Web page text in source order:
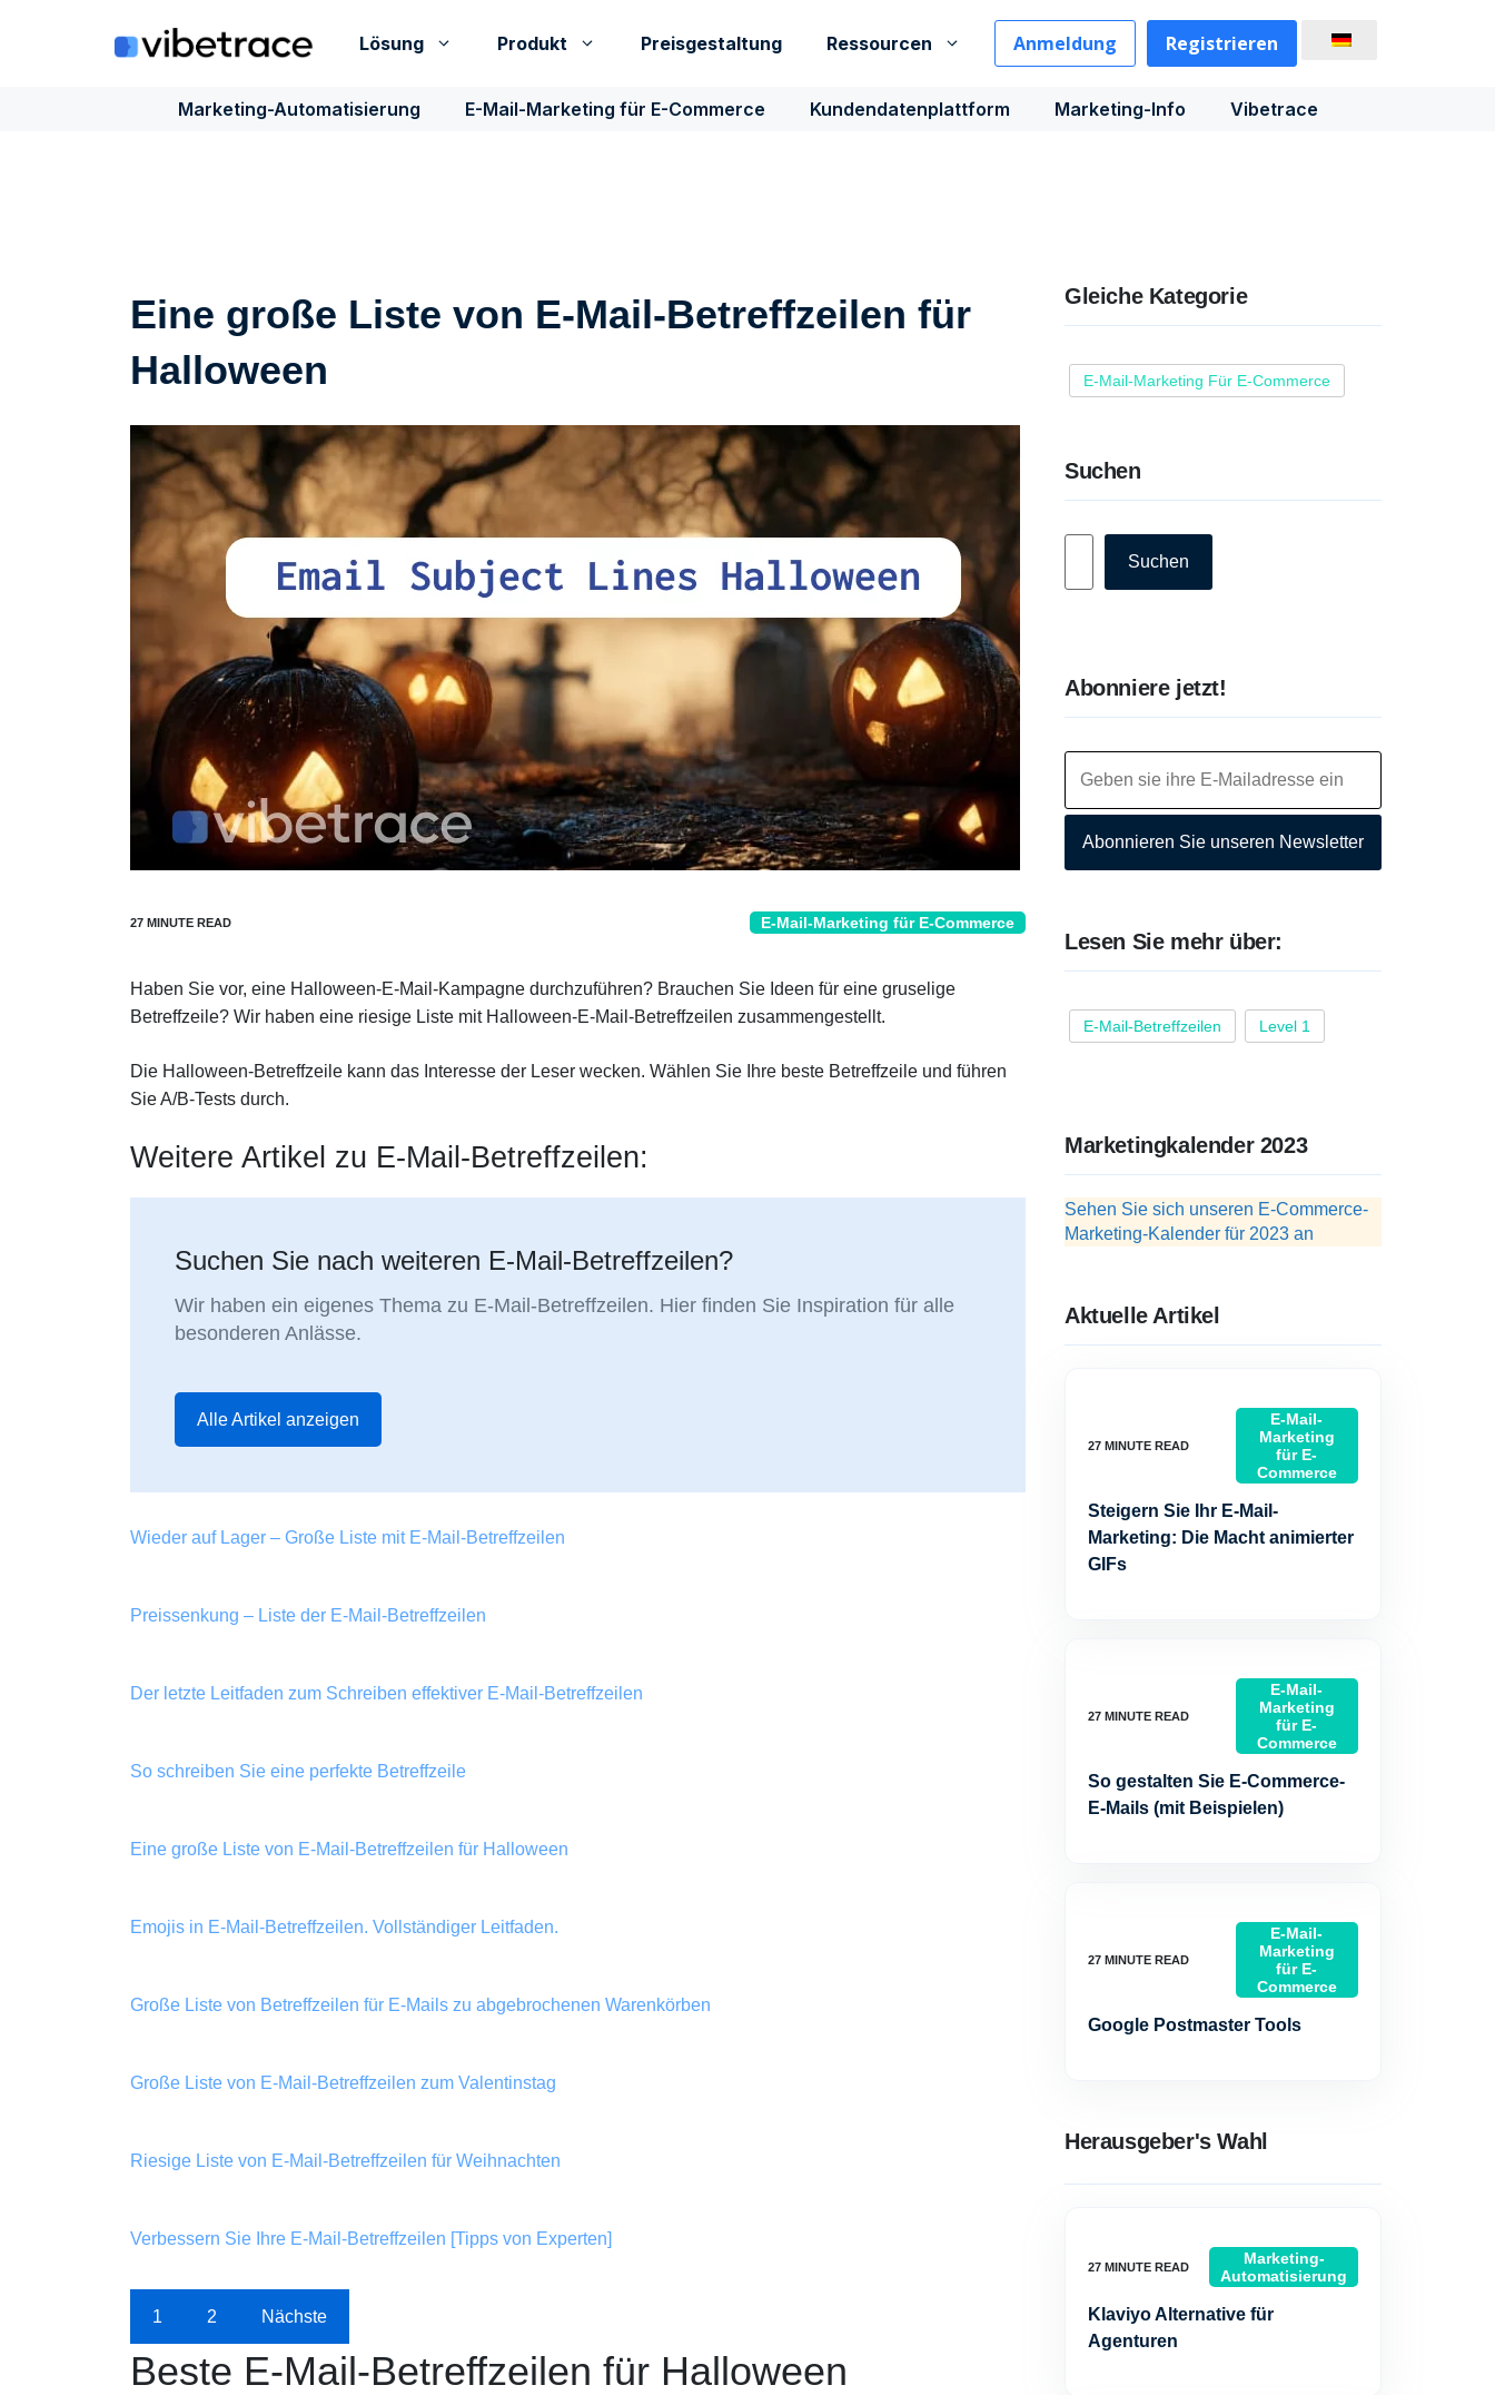
Lösung Produkt Preisgestaltung Ressourcen Anmeldung Registrieren
Marketing-Automatisierung E-Mail-Marketing für E-Commerce Kundendatenplattform Marketing-Info Vibetrace
Eine große Liste von E-Mail-Betreffzeilen für
Halloween
E-Mail-Marketing für E-Commerce
Haben Sie vor, eine Halloween-E-Mail-Kampagne durchzuführen? Brauchen Sie Ideen für eine gruselige
Betreffzeile? Wir haben eine riesige Liste mit Halloween-E-Mail-Betreffzeilen zusammengestellt.
Die Halloween-Betreffzeile kann das Interesse der Leser wecken. Wählen Sie Ihre beste Betreffzeile und führen
Sie A/B-Tests durch.
Weitere Artikel zu E-Mail-Betreffzeilen:
Suchen Sie nach weiteren E-Mail-Betreffzeilen?
Wir haben ein eigenes Thema zu E-Mail-Betreffzeilen. Hier finden Sie Inspiration für alle
besonderen Anlässe.
Alle Artikel anzeigen
Wieder auf Lager – Große Liste mit E-Mail-Betreffzeilen
Preissenkung – Liste der E-Mail-Betreffzeilen
Der letzte Leitfaden zum Schreiben effektiver E-Mail-Betreffzeilen
So schreiben Sie eine perfekte Betreffzeile
Eine große Liste von E-Mail-Betreffzeilen für Halloween
Emojis in E-Mail-Betreffzeilen. Vollständiger Leitfaden.
Große Liste von Betreffzeilen für E-Mails zu abgebrochenen Warenkörben
Große Liste von E-Mail-Betreffzeilen zum Valentinstag
Riesige Liste von E-Mail-Betreffzeilen für Weihnachten
Verbessern Sie Ihre E-Mail-Betreffzeilen [Tipps von Experten]
1 2 Nächste
Beste E-Mail-Betreffzeilen für Halloween
Gleiche Kategorie
E-Mail-Marketing Für E-Commerce
Suchen
Suchen
Abonniere jetzt!
Abonnieren Sie unseren Newsletter
Lesen Sie mehr über:
E-Mail-Betreffzeilen Level 1
Marketingkalender 2023
Sehen Sie sich unseren E-Commerce-
Marketing-Kalender für 2023 an
Aktuelle Artikel
E-Mail-
Marketing
für E-
Commerce
Steigern Sie Ihr E-Mail-
Marketing: Die Macht animierter
GIFs
E-Mail-
Marketing
für E-
Commerce
So gestalten Sie E-Commerce-
E-Mails (mit Beispielen)
E-Mail-
Marketing
für E-
Commerce
Google Postmaster Tools
Herausgeber's Wahl
Marketing-
Automatisierung
Klaviyo Alternative für
Agenturen